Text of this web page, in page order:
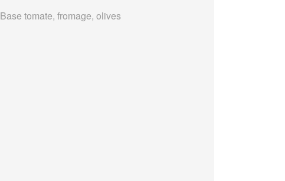
Base tomate, fromage, olives